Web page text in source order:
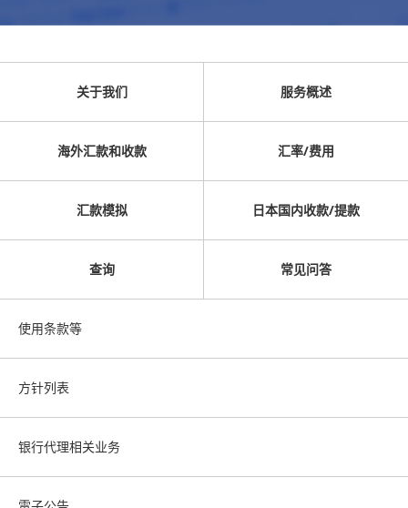
关于我们 服务概述
海外汇款和收款 汇率/费用
汇款模拟 日本国内收款/提款
查询 常见问答
使用条款等
方针列表
银行代理相关业务